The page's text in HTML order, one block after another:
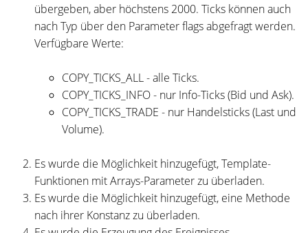
übergeben, aber höchstens 2000. Ticks können auch
nach Typ über den Parameter flags abgefragt werden.
Verfügbare Werte:
COPY_TICKS_ALL - alle Ticks.
COPY_TICKS_INFO - nur Info-Ticks (Bid und Ask).
COPY_TICKS_TRADE - nur Handelsticks (Last und
Volume).
Es wurde die Möglichkeit hinzugefügt, Template-
Funktionen mit Arrays-Parameter zu überladen.
Es wurde die Möglichkeit hinzugefügt, eine Methode
nach ihrer Konstanz zu überladen.